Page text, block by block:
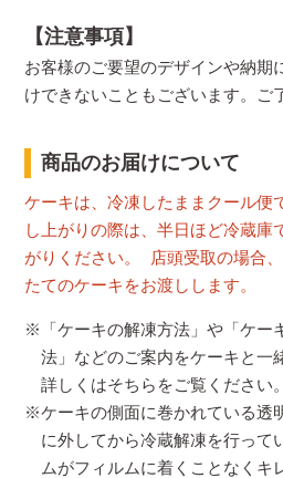
【注意事項】
お客様のご要望のデザインや納期
けできないこともございます。ご
商品のお届けについて
ケーキは、冷凍したままクール便
し上がりの際は、半日ほど冷蔵庫
がりください。 店頭受取の場合
たてのケーキをお渡しします。
※「ケーキの解凍方法」や「ケー
法」などのご案内をケーキと一
詳しくはそちらをご覧ください。
※ケーキの側面に巻かれている透
に外してから冷蔵解凍を行って
ムがフィルムに着くことなくキ